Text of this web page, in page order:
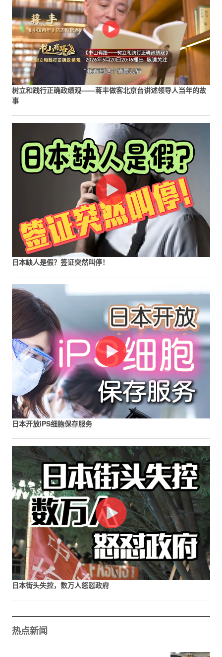
树立和践行正确政绩观——蒋丰做客北京台讲述领导人当年的故
事
日本缺人是假？签证突然叫停！
日本开放iPS细胞保存服务
日本街头失控，数万人怒怼政府
热点新闻